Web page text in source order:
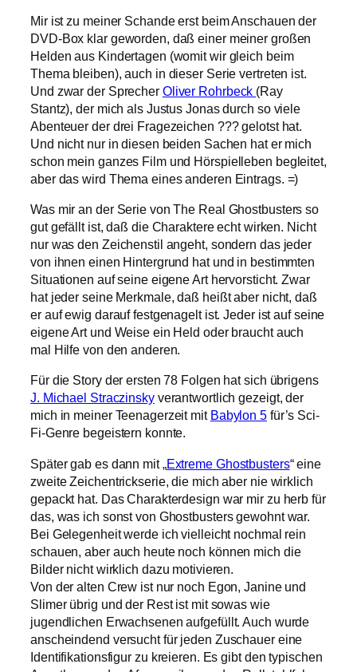
Mir ist zu meiner Schande erst beim Anschauen der
DVD-Box klar geworden, daß einer meiner großen
Helden aus Kindertagen (womit wir gleich beim
Thema bleiben), auch in dieser Serie vertreten ist.
Und zwar der Sprecher Oliver Rohrbeck (Ray
Stantz), der mich als Justus Jonas durch so viele
Abenteuer der drei Fragezeichen ??? gelotst hat.
Und nicht nur in diesen beiden Sachen hat er mich
schon mein ganzes Film und Hörspielleben begleitet,
aber das wird Thema eines anderen Eintrags. =)
Was mir an der Serie von The Real Ghostbusters so
gut gefällt ist, daß die Charaktere echt wirken. Nicht
nur was den Zeichenstil angeht, sondern das jeder
von ihnen einen Hintergrund hat und in bestimmten
Situationen auf seine eigene Art hervorsticht. Zwar
hat jeder seine Merkmale, daß heißt aber nicht, daß
er auf ewig darauf festgenagelt ist. Jeder ist auf seine
eigene Art und Weise ein Held oder braucht auch
mal Hilfe von den anderen.
Für die Story der ersten 78 Folgen hat sich übrigens
J. Michael Straczinskyverantwortlich gezeigt, der
mich in meiner Teenagerzeit mit Babylon 5für’s Sci-
Fi-Genre begeistern konnte.
Später gab es dann mit „ Extreme Ghostbusters“ eine
zweite Zeichentrickserie, die mich aber nie wirklich
gepackt hat. Das Charakterdesign war mir zu herb für
das, was ich sonst von Ghostbusters gewohnt war.
Bei Gelegenheit werde ich vielleicht nochmal rein
schauen, aber auch heute noch können mich die
Bilder nicht wirklich dazu motivieren.
Von der alten Crew ist nur noch Egon, Janine und
Slimer übrig und der Rest ist mit sowas wie
jugendlichen Erwachsenen aufgefüllt. Auch wurde
anscheindend versucht für jeden Zuschauer eine
Identifikationsfigur zu kreieren. Es gibt den typischen